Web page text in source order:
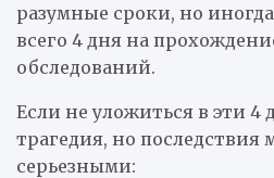
разумные сроки, но
всего 4 дня на
обследований.
Если не уложиться в эти 4
трагедия, но последствия
серьезными: